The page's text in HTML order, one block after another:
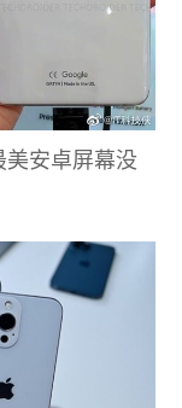
安卓屏幕没